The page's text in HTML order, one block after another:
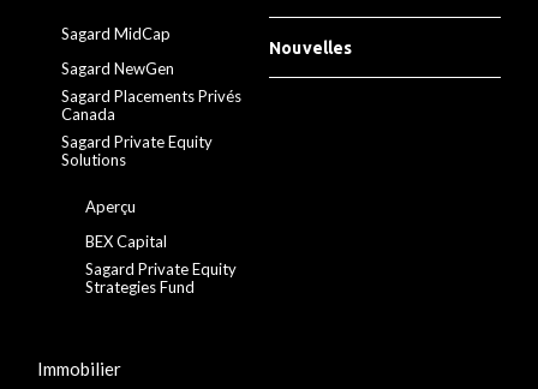
Sagard MidCap
Sagard NewGen
Sagard Placements Privés
Canada
Sagard Private Equity
Solutions
Aperçu
BEX Capital
Sagard Private Equity
Strategies Fund
Immobilier
Nouvelles